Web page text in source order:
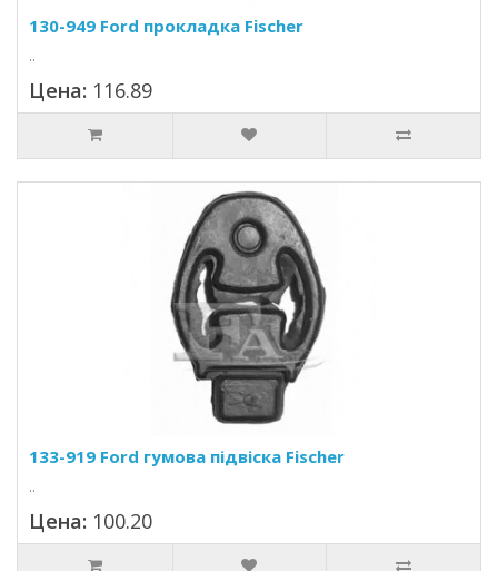
130-949 Ford прокладка Fischer
..
Цена: 116.89
133-919 Ford гумова підвіска Fischer
..
Цена: 100.20